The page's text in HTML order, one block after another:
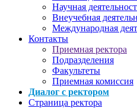
Научная
Внеучебная
Международная
Контакты
Приемная ректора
Подразделения
Факультеты
Приемная комиссия
Диалог с ректором
Страница ректора